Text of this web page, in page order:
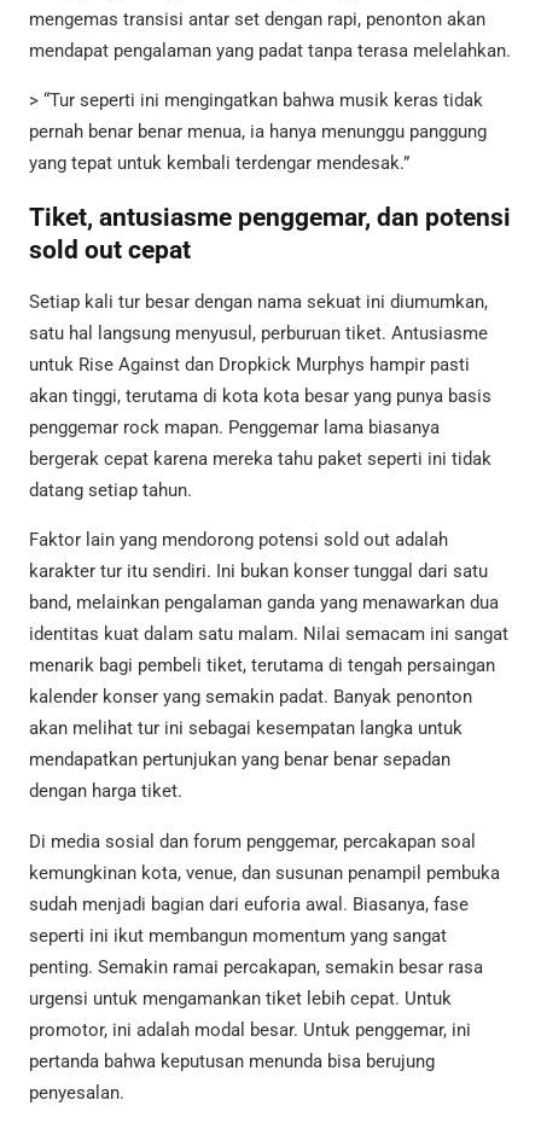
mengemas transisi antar set dengan rapi, penonton akan
mendapat pengalaman yang padat tanpa terasa melelahkan.
> “Tur seperti ini mengingatkan bahwa musik keras tidak
pernah benar benar menua, ia hanya menunggu panggung
yang tepat untuk kembali terdengar mendesak.”
Tiket, antusiasme penggemar, dan potensi
sold out cepat
Setiap kali tur besar dengan nama sekuat ini diumumkan,
satu hal langsung menyusul, perburuan tiket. Antusiasme
untuk Rise Against dan Dropkick Murphys hampir pasti
akan tinggi, terutama di kota kota besar yang punya basis
penggemar rock mapan. Penggemar lama biasanya
bergerak cepat karena mereka tahu paket seperti ini tidak
datang setiap tahun.
Faktor lain yang mendorong potensi sold out adalah
karakter tur itu sendiri. Ini bukan konser tunggal dari satu
band, melainkan pengalaman ganda yang menawarkan dua
identitas kuat dalam satu malam. Nilai semacam ini sangat
menarik bagi pembeli tiket, terutama di tengah persaingan
kalender konser yang semakin padat. Banyak penonton
akan melihat tur ini sebagai kesempatan langka untuk
mendapatkan pertunjukan yang benar benar sepadan
dengan harga tiket.
Di media sosial dan forum penggemar, percakapan soal
kemungkinan kota, venue, dan susunan penampil pembuka
sudah menjadi bagian dari euforia awal. Biasanya, fase
seperti ini ikut membangun momentum yang sangat
penting. Semakin ramai percakapan, semakin besar rasa
urgensi untuk mengamankan tiket lebih cepat. Untuk
promotor, ini adalah modal besar. Untuk penggemar, ini
pertanda bahwa keputusan menunda bisa berujung
penyesalan.